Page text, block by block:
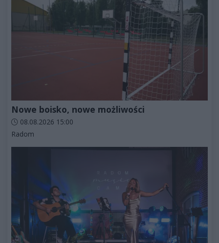
Nowe boisko, nowe możliwości
Data dodania artykułu:
08.08.2026 15:00
Kategorie artykułu:
Radom